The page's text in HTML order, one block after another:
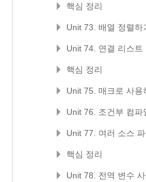
핵심 정리
Unit 73. 배열 정렬하
Unit 74. 연결 리스트
핵심 정리
Unit 75. 매크로 사용
Unit 76. 조건부 컴파
Unit 77. 여러 소스
핵심 정리
Unit 78. 전역 변수